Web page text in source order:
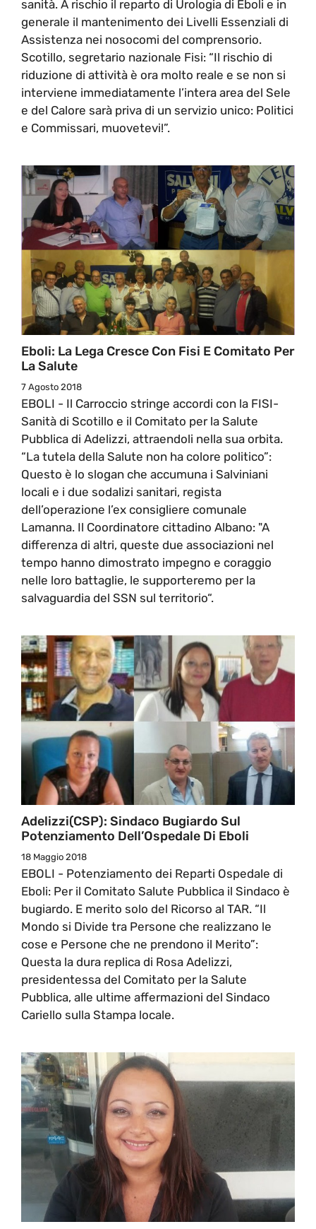
sanità. A rischio il reparto di Urologia di Eboli e in
generale il mantenimento dei Livelli Essenziali di
Assistenza nei nosocomi del comprensorio.
Scotillo, segretario nazionale Fisi: “Il rischio di
riduzione di attività è ora molto reale e se non si
interviene immediatamente l’intera area del Sele
e del Calore sarà priva di un servizio unico: Politici
e Commissari, muovetevi!”.
Eboli: La Lega Cresce Con Fisi E Comitato Per
La Salute
7 Agosto 2018
EBOLI - Il Carroccio stringe accordi con la FISI-
Sanità di Scotillo e il Comitato per la Salute
Pubblica di Adelizzi, attraendoli nella sua orbita.
“La tutela della Salute non ha colore politico”:
Questo è lo slogan che accumuna i Salviniani
locali e i due sodalizi sanitari, regista
dell’operazione l’ex consigliere comunale
Lamanna. Il Coordinatore cittadino Albano: "A
differenza di altri, queste due associazioni nel
tempo hanno dimostrato impegno e coraggio
nelle loro battaglie, le supporteremo per la
salvaguardia del SSN sul territorio“.
Adelizzi(CSP): Sindaco Bugiardo Sul
Potenziamento Dell’Ospedale Di Eboli
18 Maggio 2018
EBOLI - Potenziamento dei Reparti Ospedale di
Eboli: Per il Comitato Salute Pubblica il Sindaco è
bugiardo. E merito solo del Ricorso al TAR. “Il
Mondo si Divide tra Persone che realizzano le
cose e Persone che ne prendono il Merito”:
Questa la dura replica di Rosa Adelizzi,
presidentessa del Comitato per la Salute
Pubblica, alle ultime affermazioni del Sindaco
Cariello sulla Stampa locale.